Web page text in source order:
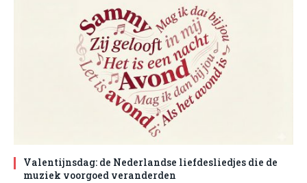
Valentijnsdag: de Nederlandse liefdesliedjes die de
muziek voorgoed veranderden